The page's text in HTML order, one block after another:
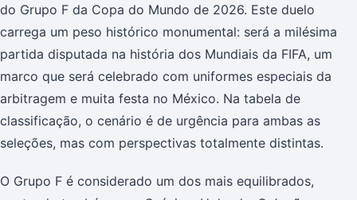
do Grupo F da Copa do Mundo de 2026. Este duelo
carrega um peso histórico monumental: será a milésima
partida disputada na história dos Mundiais da FIFA, um
marco que será celebrado com uniformes especiais da
arbitragem e muita festa no México. Na tabela de
classificação, o cenário é de urgência para ambas as
seleções, mas com perspectivas totalmente distintas.
O Grupo F é considerado um dos mais equilibrados,